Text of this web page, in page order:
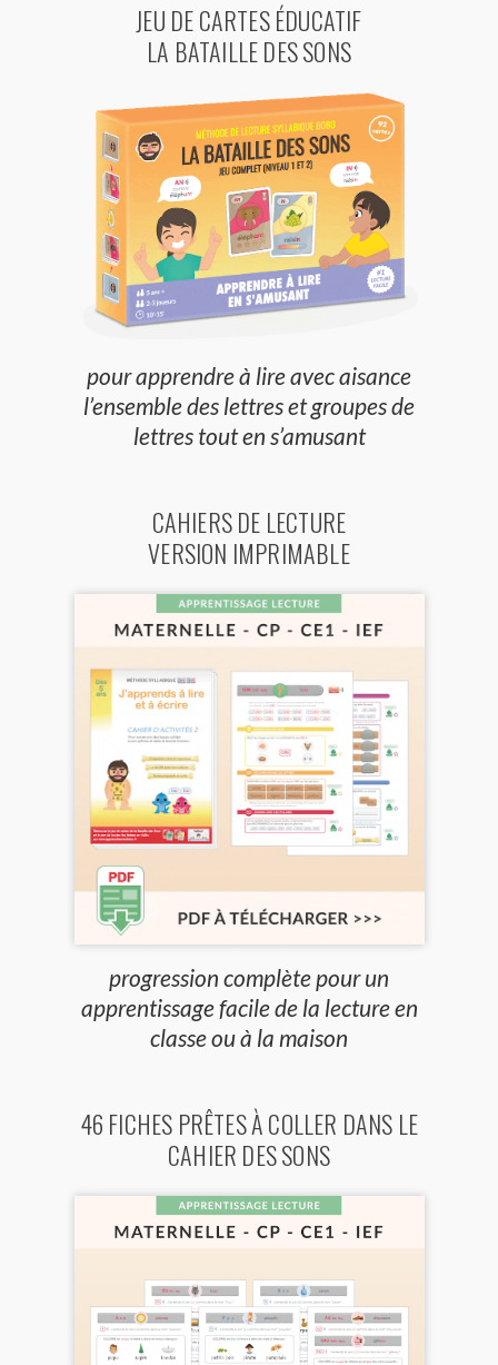
JEU DE CARTES ÉDUCATIF
LA BATAILLE DES SONS
pour apprendre à lire avec aisance
l’ensemble des lettres et groupes de
lettres tout en s’amusant
CAHIERS DE LECTURE
VERSION IMPRIMABLE
progression complète pour un
apprentissage facile de la lecture en
classe ou à la maison
46 FICHES PRÊTES À COLLER DANS LE
CAHIER DES SONS